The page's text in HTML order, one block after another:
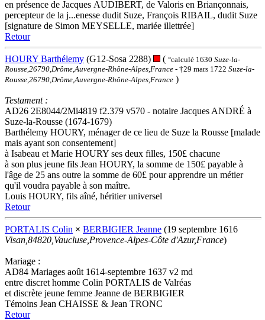
en présence de Jacques AUDIBERT, de Valoris en Briançonnais,
percepteur de la j...enesse dudit Suze, François RIBAIL, dudit Suze
[signature de Simon MEYSELLE, mariée illettrée]
Retour
HOURY Barthélemy (G12-Sosa 2288) ( °calculé 1630 Suze-la-
Rousse,26790,Drôme,Auvergne-Rhône-Alpes,France - †29 mars 1722 Suze-la-
Rousse,26790,Drôme,Auvergne-Rhône-Alpes,France )
Testament :
AD26 2E8044/2Mi4819 f2.379 v570 - notaire Jacques ANDRÉ à
Suze-la-Rousse (1674-1679)
Barthélemy HOURY, ménager de ce lieu de Suze la Rousse [malade
mais ayant son consentement]
à Isabeau et Marie HOURY ses deux filles, 150£ chacune
à son plus jeune fils Jean HOURY, la somme de 150£ payable à
l'âge de 25 ans outre la somme de 60£ pour apprendre un métier
qu'il voudra payable à son maître.
Louis HOURY, fils aîné, héritier universel
Retour
PORTALIS Colin × BERBIGIER Jeanne (19 septembre 1616
Visan,84820,Vaucluse,Provence-Alpes-Côte d'Azur,France)
Mariage :
AD84 Mariages août 1614-septembre 1637 v2 md
entre discret homme Colin PORTALIS de Valréas
et discrète jeune femme Jeanne de BERBIGIER
Témoins Jean CHAISSE & Jean TRONC
Retour